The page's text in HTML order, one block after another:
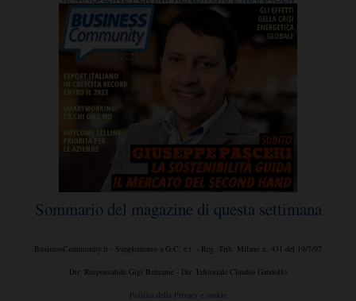
Sommario del magazine di questa settimana
BusinessCommunity.it - Supplemento a G.C. e t. - Reg. Trib. Milano n. 431 del 19/7/97
Dir. Responsabile Gigi Beltrame - Dir. Editoriale Claudio Gandolfo
Politica della Privacy e cookie